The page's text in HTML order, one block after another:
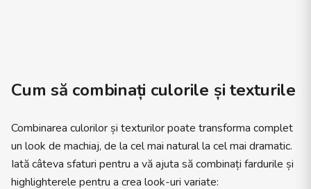
Cum să combinați culorile și texturile
Combinarea culorilor și texturilor poate transforma complet
un look de machiaj, de la cel mai natural la cel mai dramatic.
Iată câteva sfaturi pentru a vă ajuta să combinați fardurile și
highlighterele pentru a crea look-uri variate: